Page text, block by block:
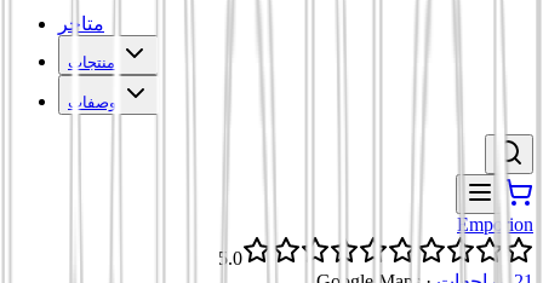
متاجر
منتجات
وصفات
Emporion
5.0